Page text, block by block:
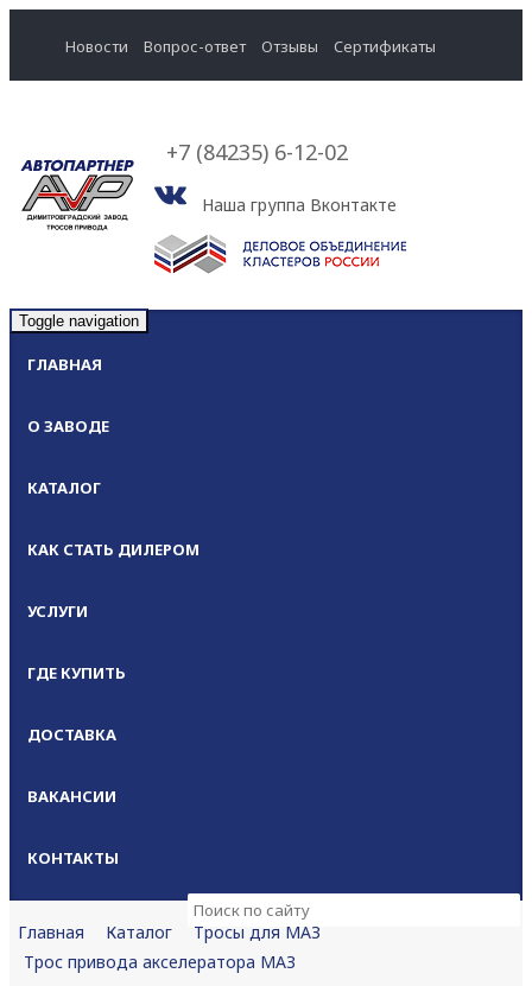
Новости Вопрос-ответ Отзывы Cертификаты
+7 (84235) 6-12-02
Наша группа Вконтакте
Toggle navigation
ГЛАВНАЯ
О ЗАВОДЕ
КАТАЛОГ
КАК СТАТЬ ДИЛЕРОМ
УСЛУГИ
ГДЕ КУПИТЬ
ДОСТАВКА
ВАКАНСИИ
КОНТАКТЫ
Главная Каталог
Тросы для МАЗ
Трос привода акселератора МАЗ